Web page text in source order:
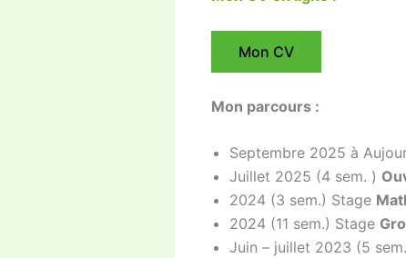
Mon CV
Mon parcours :
Septembre 2025 à
Juillet 2025 (4 sem. )
2024 (3 sem.) Stage
2024 (11 sem.) Stage
Juin – juillet 2023 (5